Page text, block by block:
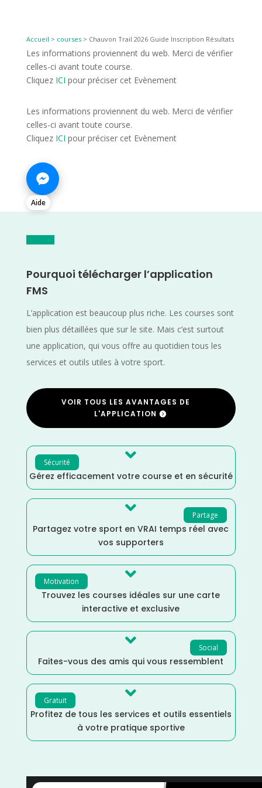
Accueil > courses> Chauvon Trail 2026 Guide Inscription Résultats
Les informations proviennent du web. Merci de vérifier
celles-ci avant toute course.
Cliquez ICI pour préciser cet Evènement
Les informations proviennent du web. Merci de vérifier
celles-ci avant toute course.
Cliquez ICI pour préciser cet Evènement
Aide
Pourquoi télécharger l’application
FMS
L’application est beaucoup plus riche. Les courses sont
bien plus détaillées que sur le site. Mais c’est surtout
une application, qui vous offre au quotidien tous les
services et outils utiles à votre sport.
VOIR TOUS LES AVANTAGES DE
L'APPLICATION
Sécurité 
Gérez efficacement votre course et en sécurité
Partage

Partagez votre sport en VRAI temps réel avec
vos supporters
Motivation 
Trouvez les courses idéales sur une carte
interactive et exclusive
Social

Faites-vous des amis qui vous ressemblent
Gratuit 
Profitez de tous les services et outils essentiels
à votre pratique sportive